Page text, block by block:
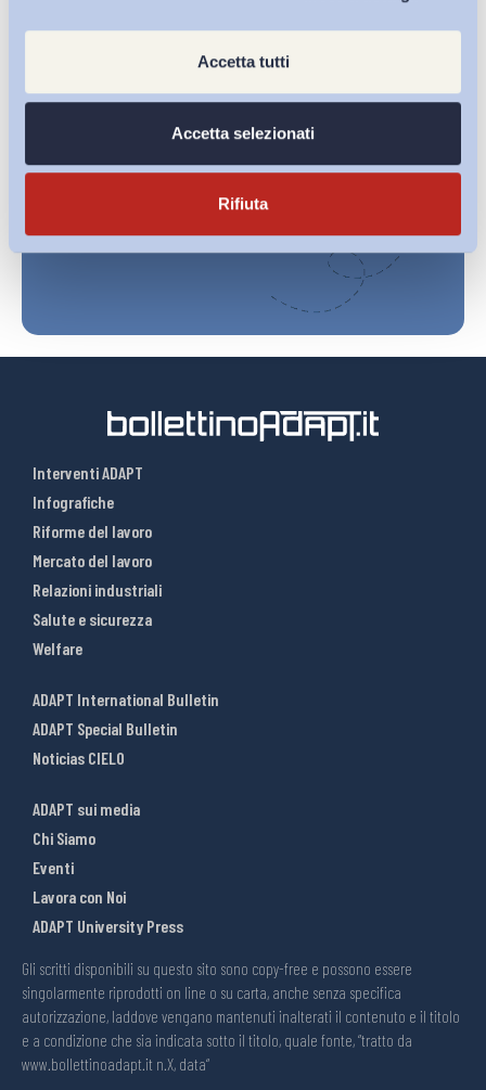
Accetta tutti
Accetta selezionati
Rifiuta
Ho letto e Accetto il trattamento dei dati personali descritti
Interventi ADAPT
Infografiche
Riforme del lavoro
Mercato del lavoro
Relazioni industriali
Salute e sicurezza
Welfare
ADAPT International Bulletin
ADAPT Special Bulletin
Noticias CIELO
ADAPT sui media
Chi Siamo
Eventi
Lavora con Noi
ADAPT University Press
Gli scritti disponibili su questo sito sono copy-free e possono essere
singolarmente riprodotti on line o su carta, anche senza specifica
autorizzazione, laddove vengano mantenuti inalterati il contenuto e il titolo
e a condizione che sia indicata sotto il titolo, quale fonte, “tratto da
www.bollettinoadapt.it n.X, data“